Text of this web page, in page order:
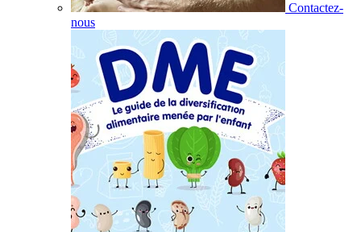
Contactez-
nous